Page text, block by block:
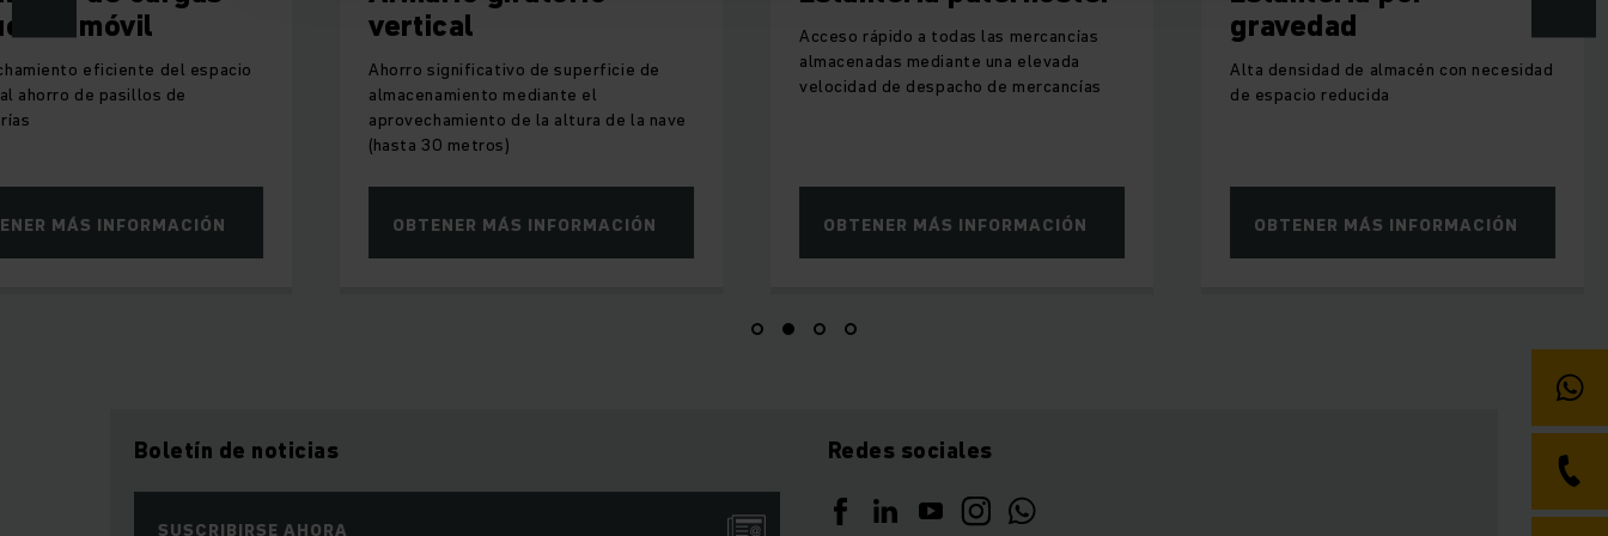
conexión a cualquier sistema de gestión de almacenes convierte al armario giratorio vertical LRK en
un producto altamente eficiente.
móvil
eficiente del espacio
ahorro de pasillos de
MÁS INFORMACIÓN
vertical
Ahorro significativo de superficie de
almacenamiento mediante el
aprovechamiento de la altura de la nave
(hasta 30 metros)
OBTENER MÁS INFORMACIÓN
Acceso rápido a todas las mercancías
almacenadas mediante una elevada
velocidad de despacho de mercancías
OBTENER MÁS INFORMACIÓN
gravedad
Alta densidad de almacén con necesidad
de espacio reducida
OBTENER MÁS INFORMACIÓN
Boletín de noticias
SUSCRIBIRSE AHORA
Redes sociales